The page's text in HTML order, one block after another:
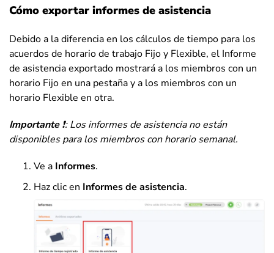
Cómo exportar informes de asistencia
Debido a la diferencia en los cálculos de tiempo para los
acuerdos de horario de trabajo Fijo y Flexible, el Informe
de asistencia exportado mostrará a los miembros con un
horario Fijo en una pestaña y a los miembros con un
horario Flexible en otra.
Importante❗: Los informes de asistencia no están
disponibles para los miembros con horario semanal.
Ve a Informes.
Haz clic en Informes de asistencia.